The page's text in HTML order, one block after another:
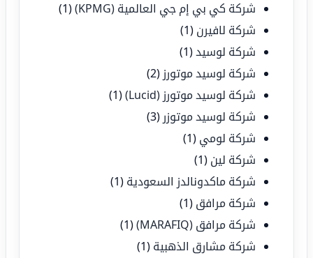
شركة كي بي إم جي العالمية (KPMG)
(1)
شركة لافيرن (1)
شركة لوسيد(1)
شركة لوسيد موتورز (2)
شركة لوسيد موتورز (Lucid)
(1)
شركة لوسيد موتوزر (3)
شركة لومي (1)
شركة لين (1)
شركة ماكدونالدز السعودية (1)
شركة مرافق (1)
شركة مرافق (MARAFIQ)
(1)
شركة مشارق الذهبية (1)